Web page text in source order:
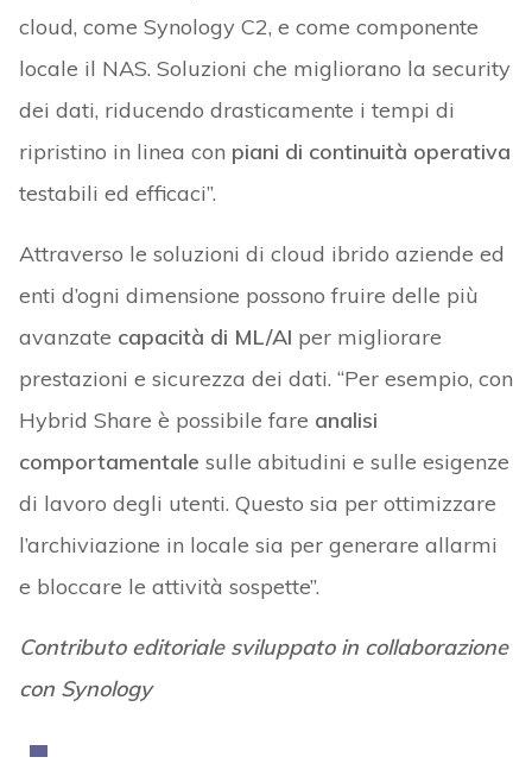
cloud, come Synology C2, e come componente
locale il NAS. Soluzioni che migliorano la security
dei dati, riducendo drasticamente i tempi di
ripristino in linea con piani di continuità operativa
testabili ed efficaci”.
Attraverso le soluzioni di cloud ibrido aziende ed
enti d’ogni dimensione possono fruire delle più
avanzate capacità di ML/AI per migliorare
prestazioni e sicurezza dei dati. “Per esempio, con
Hybrid Share è possibile fare analisi
comportamentale sulle abitudini e sulle esigenze
di lavoro degli utenti. Questo sia per ottimizzare
l’archiviazione in locale sia per generare allarmi
e bloccare le attività sospette”.
Contributo editoriale sviluppato in collaborazione
con Synology